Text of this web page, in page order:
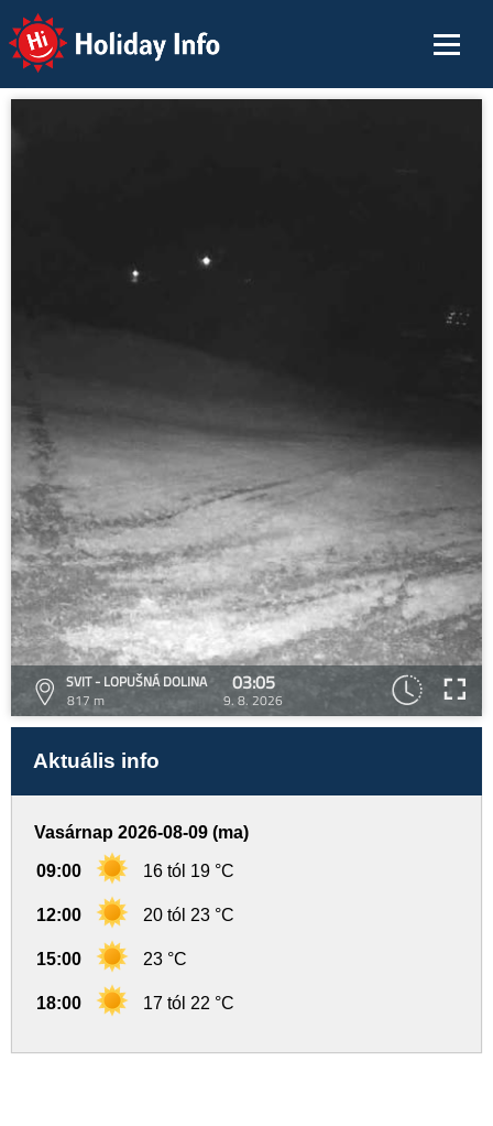
Holiday Info
SVIT - LOPUŠNÁ DOLINA
817 m
03:05
9. 8. 2026
Aktuális info
Vasárnap 2026-08-09 (ma)
09:00 16 tól 19 °C
12:00 20 tól 23 °C
15:00 23 °C
18:00 17 tól 22 °C